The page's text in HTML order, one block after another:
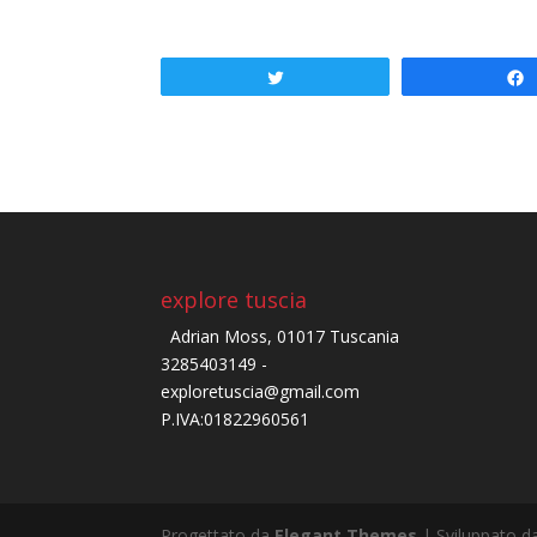
explore tuscia
Adrian Moss, 01017 Tuscania
3285403149 -
exploretuscia@gmail.com
P.IVA:01822960561